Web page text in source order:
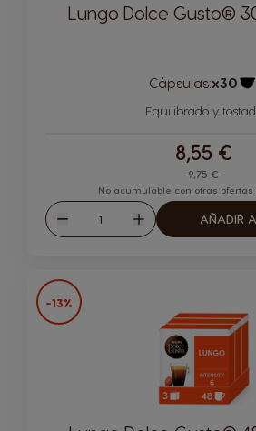
Lungo Dolce Gusto®
Cápsulas:x30
Equilibrado y
9,75 €
8,55 €
No acumulable con otras ofertas
Disminuir
Cantidad
Aumentar
AÑADIR
-13%